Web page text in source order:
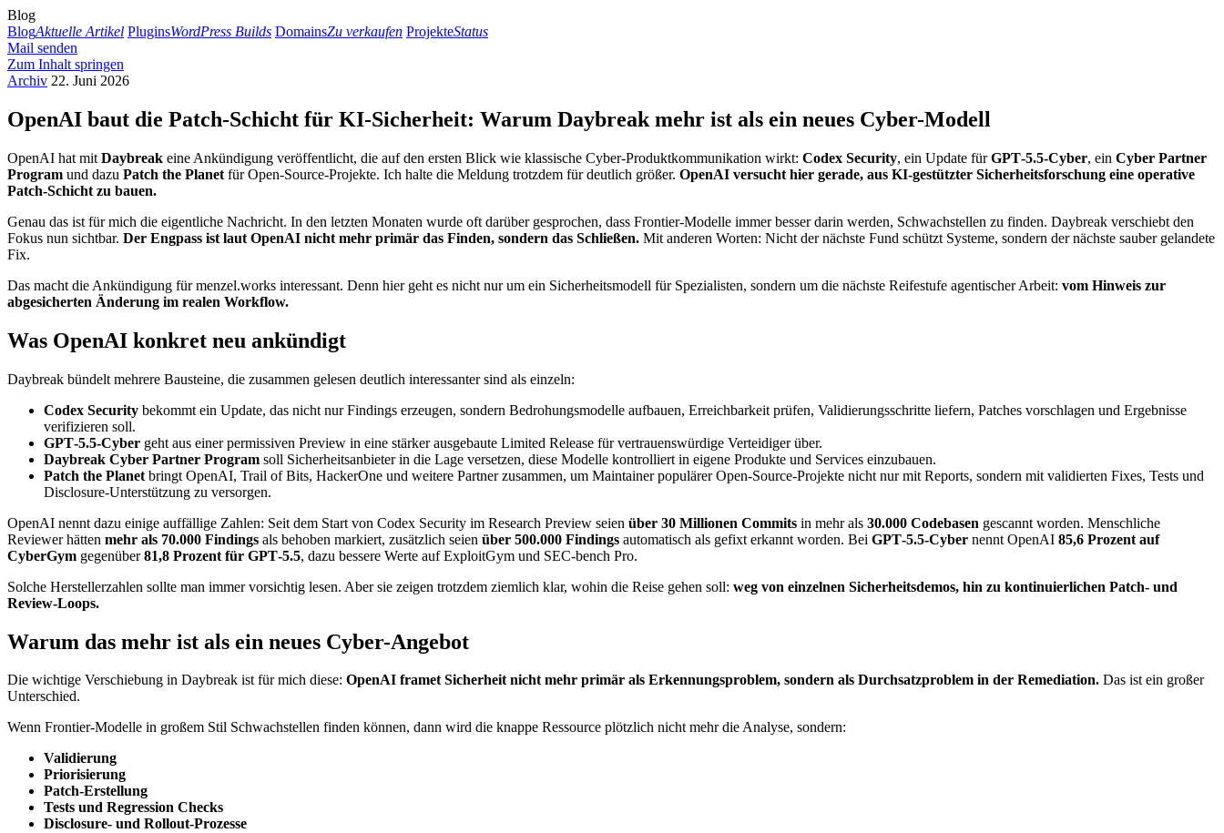
Blog
BlogAktuelle Artikel PluginsWordPress Builds DomainsZu verkaufen ProjekteStatus
Mail senden
Zum Inhalt springen
Archiv 22. Juni 2026
OpenAI baut die Patch-Schicht für KI-Sicherheit: Warum Daybreak mehr ist als ein neues Cyber-Modell
OpenAI hat mit Daybreak eine Ankündigung veröffentlicht, die auf den ersten Blick wie klassische Cyber-Produktkommunikation wirkt: Codex Security, ein Update fürGPT‑5.5‑Cyber, ein Cyber Partner
Program und dazu Patch the Planet für Open-Source-Projekte. Ich halte die Meldung trotzdem für deutlich größer. OpenAI versucht hier gerade, aus KI-gestützter Sicherheitsforschung eine operative
Patch-Schicht zu bauen.
Genau das ist für mich die eigentliche Nachricht. In den letzten Monaten wurde oft darüber gesprochen, dass Frontier-Modelle immer besser darin werden, Schwachstellen zu finden. Daybreak verschiebt den
Fokus nun sichtbar. Der Engpass ist laut OpenAI nicht mehr primär das Finden, sondern das Schließen. Mit anderen Worten: Nicht der nächste Fund schützt Systeme, sondern der nächste sauber gelandete
Fix.
Das macht die Ankündigung für menzel.works interessant. Denn hier geht es nicht nur um ein Sicherheitsmodell für Spezialisten, sondern um die nächste Reifestufe agentischer Arbeit: vom Hinweis zur
abgesicherten Änderung im realen Workflow.
Was OpenAI konkret neu ankündigt
Daybreak bündelt mehrere Bausteine, die zusammen gelesen deutlich interessanter sind als einzeln:
Codex Security bekommt ein Update, das nicht nur Findings erzeugen, sondern Bedrohungsmodelle aufbauen, Erreichbarkeit prüfen, Validierungsschritte liefern, Patches vorschlagen und Ergebnisse
verifizieren soll.
GPT‑5.5‑Cyber geht aus einer permissiven Preview in eine stärker ausgebaute Limited Release für vertrauenswürdige Verteidiger über.
Daybreak Cyber Partner Program soll Sicherheitsanbieter in die Lage versetzen, diese Modelle kontrolliert in eigene Produkte und Services einzubauen.
Patch the Planet bringt OpenAI, Trail of Bits, HackerOne und weitere Partner zusammen, um Maintainer populärer Open-Source-Projekte nicht nur mit Reports, sondern mit validierten Fixes, Tests und
Disclosure-Unterstützung zu versorgen.
OpenAI nennt dazu einige auffällige Zahlen: Seit dem Start von Codex Security im Research Preview seien über 30 Millionen Commits in mehr als 30.000 Codebasen gescannt worden. Menschliche
Reviewer hätten mehr als 70.000 Findings als behoben markiert, zusätzlich seien über 500.000 Findings automatisch als gefixt erkannt worden. Bei GPT‑5.5‑Cyber nennt OpenAI 85,6 Prozent auf
CyberGym gegenüber81,8 Prozent für GPT‑5.5, dazu bessere Werte auf ExploitGym und SEC-bench Pro.
Solche Herstellerzahlen sollte man immer vorsichtig lesen. Aber sie zeigen trotzdem ziemlich klar, wohin die Reise gehen soll: weg von einzelnen Sicherheitsdemos, hin zu kontinuierlichen Patch- und
Review-Loops.
Warum das mehr ist als ein neues Cyber-Angebot
Die wichtige Verschiebung in Daybreak ist für mich diese: OpenAI framet Sicherheit nicht mehr primär als Erkennungsproblem, sondern als Durchsatzproblem in der Remediation. Das ist ein großer
Unterschied.
Wenn Frontier-Modelle in großem Stil Schwachstellen finden können, dann wird die knappe Ressource plötzlich nicht mehr die Analyse, sondern:
Validierung
Priorisierung
Patch-Erstellung
Tests und Regression Checks
Disclosure- und Rollout-Prozesse